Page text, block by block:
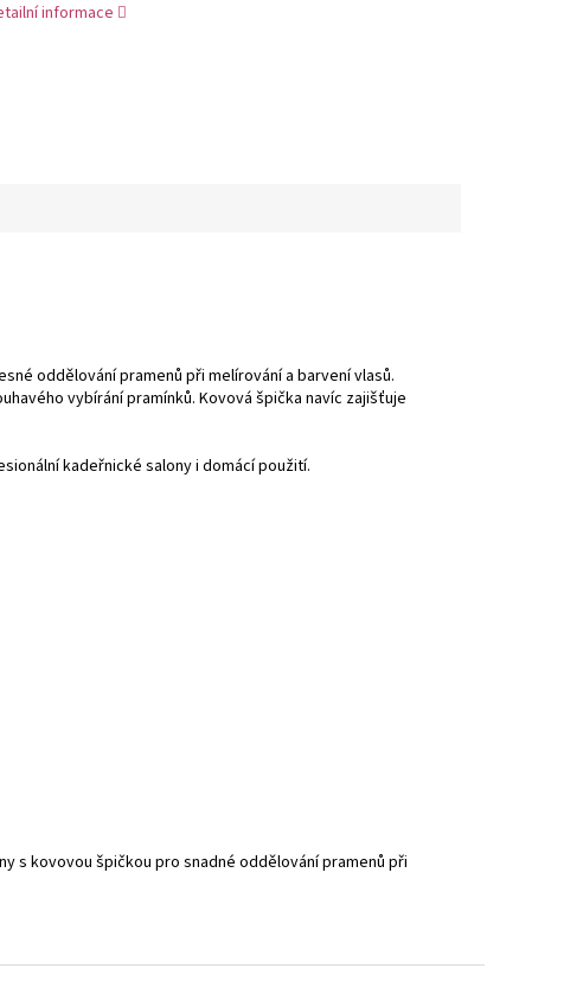
informace
oddělování pramenů při melírování a barvení vlasů.
vybírání pramínků. Kovová špička navíc zajišťuje
kadeřnické salony i domácí použití.
s kovovou špičkou pro snadné oddělování pramenů při